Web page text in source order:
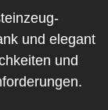
und elegant
und